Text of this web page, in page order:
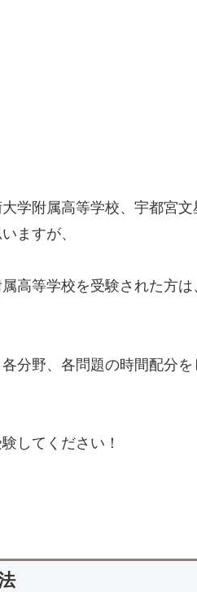
学附属高等学校、宇都宮
ますが、
高等学校を受験された方
分野、各問題の時間配分
してください！